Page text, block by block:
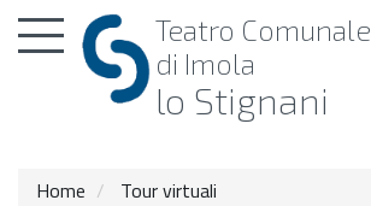
Toggle
navigation
Teatro Comunale
di Imola
lo Stignani
Home Tour virtuali